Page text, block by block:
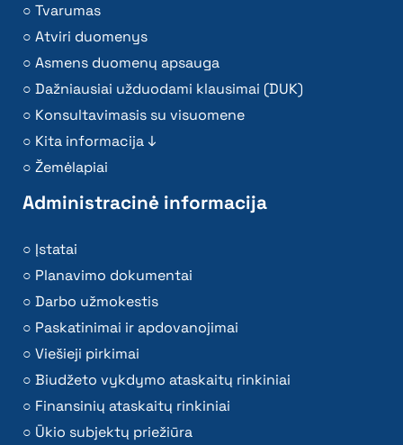
Tvarumas
Atviri duomenys
Asmens duomenų apsauga
Dažniausiai užduodami klausimai (DUK)
Konsultavimasis su visuomene
Kita informacija ↓
Žemėlapiai
Administracinė informacija
Įstatai
Planavimo dokumentai
Darbo užmokestis
Paskatinimai ir apdovanojimai
Viešieji pirkimai
Biudžeto vykdymo ataskaitų rinkiniai
Finansinių ataskaitų rinkiniai
Ūkio subjektų priežiūra